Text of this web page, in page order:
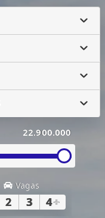
22.900.000
Vagas
2 3 4+